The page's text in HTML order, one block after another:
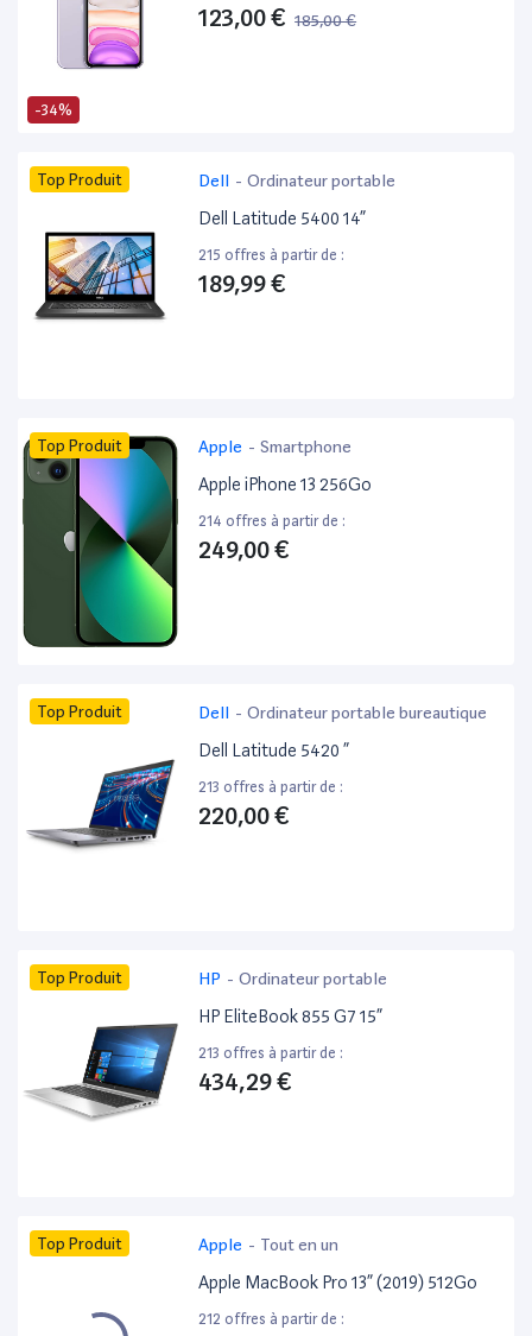
-34%
123,00 € 185,00 €
Top Produit Dell - Ordinateur portable
Dell Latitude 5400 14”
215 offres à partir de :
189,99 €
Top Produit Apple - Smartphone
Apple iPhone 13 256Go
214 offres à partir de :
249,00 €
Top Produit Dell - Ordinateur portable bureautique
Dell Latitude 5420 ”
213 offres à partir de :
220,00 €
Top Produit HP - Ordinateur portable
HP EliteBook 855 G7 15”
213 offres à partir de :
434,29 €
Top Produit Apple - Tout en un
Apple MacBook Pro 13” (2019) 512Go
212 offres à partir de :